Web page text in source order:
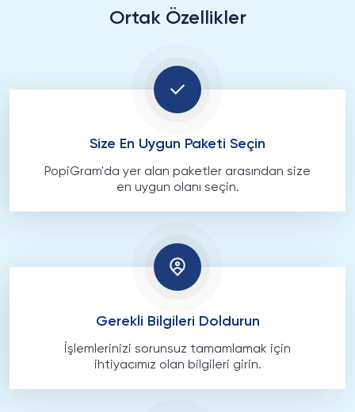
Ortak Özellikler
Size En Uygun Paketi Seçin
PopiGram'da yer alan paketler arasından size
en uygun olanı seçin.
Gerekli Bilgileri Doldurun
İşlemlerinizi sorunsuz tamamlamak için
ihtiyacımız olan bilgileri girin.